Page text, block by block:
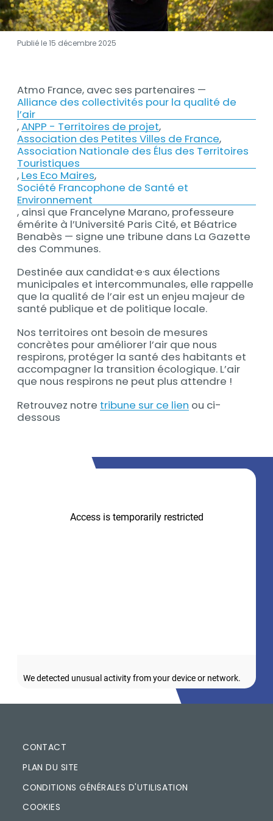
Publié le 15 décembre 2025
Contenu
Atmo France, avec ses partenaires —
Alliance des collectivités pour la qualité de
l’air
,ANPP - Territoires de projet,
Association des Petites Villes de France,
Association Nationale des Élus des Territoires
Touristiques
, Les Eco Maires,
Société Francophone de Santé et
Environnement
, ainsi que Francelyne Marano, professeure
émérite à l’Université Paris Cité, et Béatrice
Benabès — signe une tribune dans La Gazette
des Communes.
Destinée aux candidat·e·s aux élections
municipales et intercommunales, elle rappelle
que la qualité de l’air est un enjeu majeur de
santé publique et de politique locale.
Nos territoires ont besoin de mesures
concrètes pour améliorer l’air que nous
respirons, protéger la santé des habitants et
accompagner la transition écologique. L’air
que nous respirons ne peut plus attendre !
Retrouvez notre tribune sur ce lien ou ci-
dessous
PIED DE PAGE
CONTACT
PLAN DU SITE
CONDITIONS GÉNÉRALES D'UTILISATION
COOKIES